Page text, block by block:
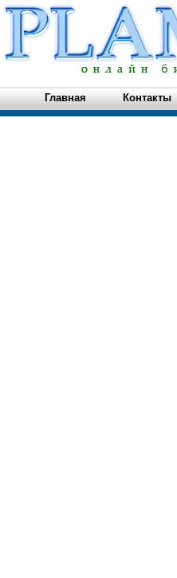
Главная Контакты